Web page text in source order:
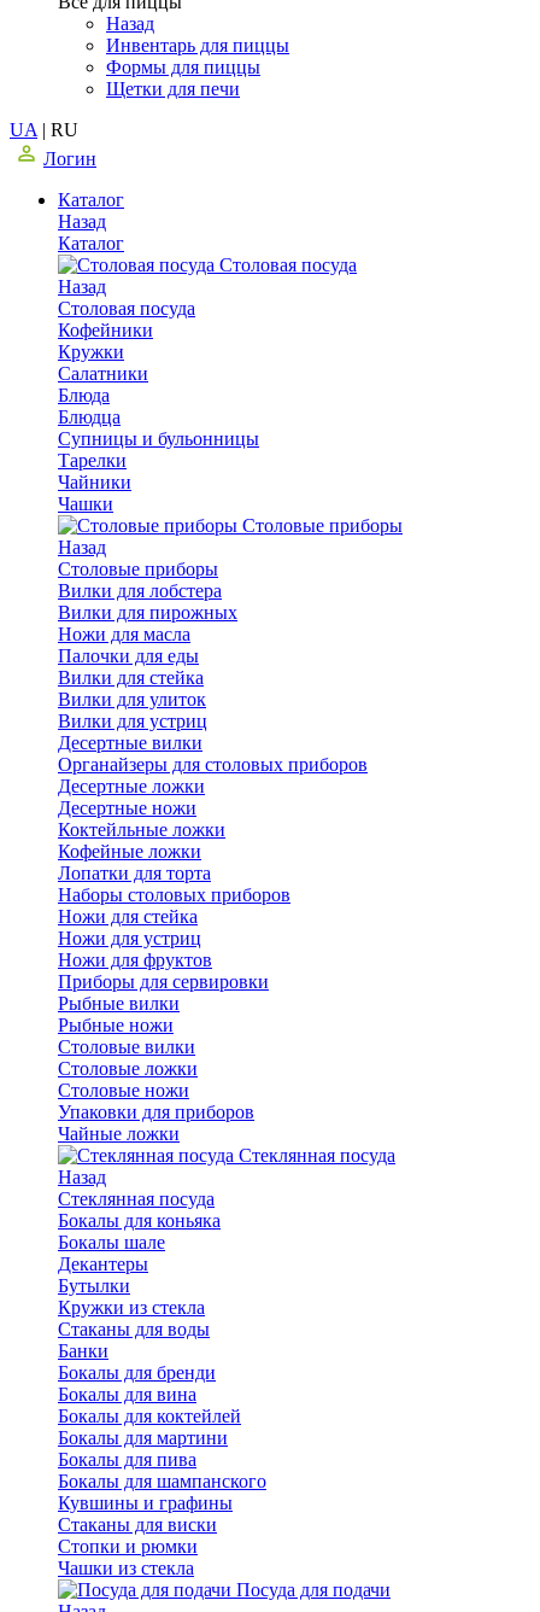
Назад
Инвентарь для пиццы
Формы для пиццы
Щетки для печи
UA | RU
Логин
Каталог
Назад
Каталог
Столовая посуда
Назад
Столовая посуда
Кофейники
Кружки
Салатники
Блюда
Блюдца
Супницы и бульонницы
Тарелки
Чайники
Чашки
Cтоловые приборы
Назад
Cтоловые приборы
Вилки для лобстера
Вилки для пирожных
Ножи для масла
Палочки для еды
Вилки для стейка
Вилки для улиток
Вилки для устриц
Десертные вилки
Органайзеры для столовых приборов
Десертные ложки
Десертные ножи
Коктейльные ложки
Кофейные ложки
Лопатки для торта
Наборы столовых приборов
Ножи для стейка
Ножи для устриц
Ножи для фруктов
Приборы для сервировки
Рыбные вилки
Рыбные ножи
Столовые вилки
Столовые ложки
Столовые ножи
Упаковки для приборов
Чайные ложки
Стеклянная посуда
Назад
Стеклянная посуда
Бокалы для коньяка
Бокалы шале
Декантеры
Бутылки
Кружки из стекла
Стаканы для воды
Банки
Бокалы для бренди
Бокалы для вина
Бокалы для коктейлей
Бокалы для мартини
Бокалы для пива
Бокалы для шампанского
Кувшины и графины
Стаканы для виски
Стопки и рюмки
Чашки из стекла
Посуда для подачи